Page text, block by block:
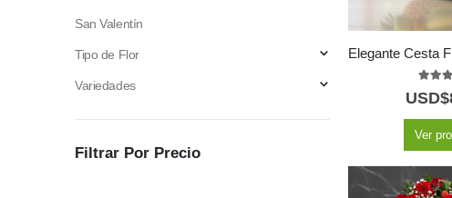
USD$
Ver
San Valentín
Tipo de Flor
Variedades
Filtrar Por Precio